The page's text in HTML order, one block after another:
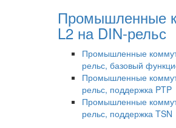
Промышленные
L2 на DIN-рельс
Промышленные
рельс, базовый
Промышленные
рельс, поддержка PTP
Промышленные
рельс, поддержка TSN